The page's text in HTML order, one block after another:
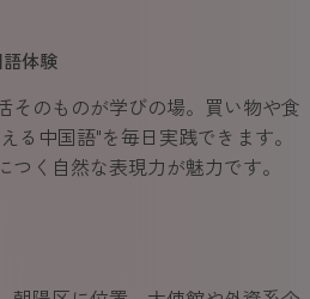
体験
そのものが学びの場。買い物や食
る中国語"を毎日実践できます。
く自然な表現力が魅力です。